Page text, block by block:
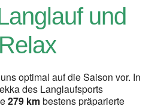
und
Relax
optimal auf die Saison vor. In
des Langlaufsports
279 kmbestens präparierte